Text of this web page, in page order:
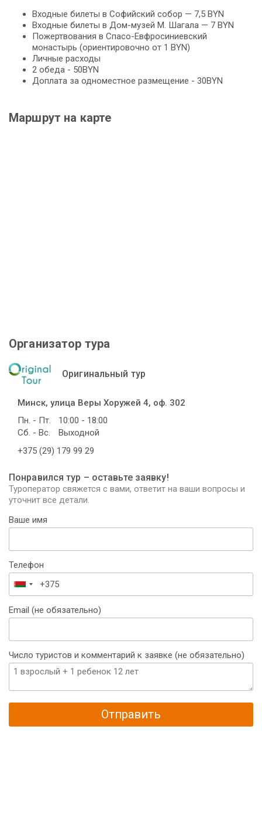
Входные билеты в Софийский собор — 7,5 BYN
Входные билеты в Дом-музей М. Шагала — 7 BYN
Пожертвования в Спасо-Евфросиниевский
монастырь (ориентировочно от 1 BYN)
Личные расходы
2 обеда - 50BYN
Доплата за одноместное размещение - 30BYN
Маршрут на карте
Организатор тура
Оригинальный тур
Минск, улица Веры Хоружей 4, оф. 302
Пн. - Пт.
10:00 - 18:00
Сб. - Вс.
Выходной
+375 (29) 179 99 29
Понравился тур – оставьте заявку!
Туроператор свяжется с вами, ответит на ваши вопросы и
уточнит все детали.
Ваше имя
Телефон
Беларусь
+375
Email (не обязательно)
Число туристов и комментарий к заявке (не обязательно)
Отправить